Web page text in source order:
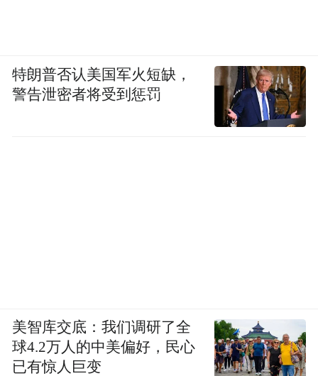
特朗普否认美国军火短缺，
警告泄密者将受到惩罚
美智库交底：我们调研了全
球4.2万人的中美偏好，民心
已有惊人巨变